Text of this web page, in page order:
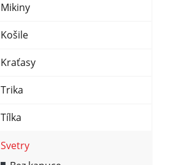
Mikiny
Košile
Kraťasy
Trika
Tílka
Svetry